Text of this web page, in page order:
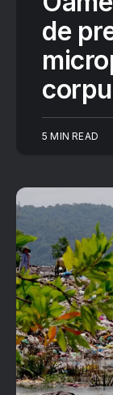
de
5 MIN READ